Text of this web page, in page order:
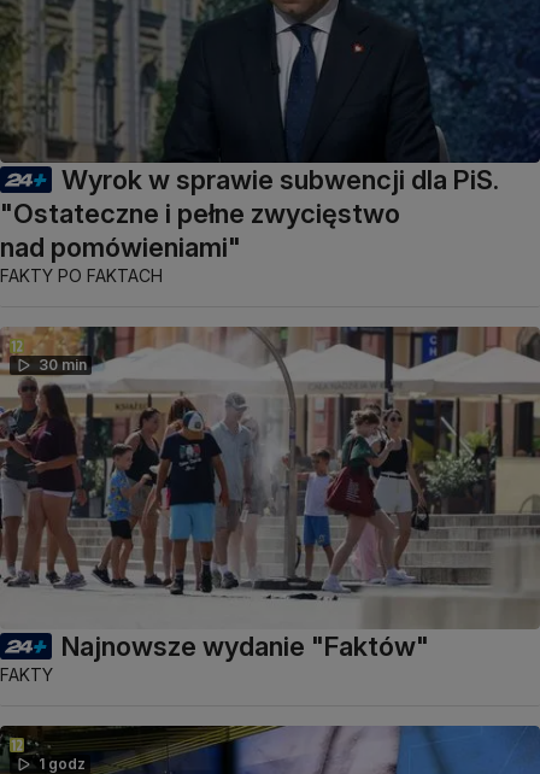
Wyrok w sprawie subwencji dla PiS.
"Ostateczne i pełne zwycięstwo
nad pomówieniami"
FAKTY PO FAKTACH
30 min
Najnowsze wydanie "Faktów"
FAKTY
1 godz